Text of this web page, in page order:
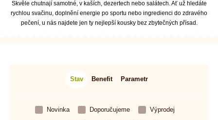
Skvěle chutnají samotné, v kaších, dezertech nebo salátech. Ať už hledáte
rychlou svačinu, doplnění energie po sportu nebo ingredienci do zdravého
pečení, u nás najdete jen ty nejlepší kousky bez zbytečných přísad.
Stav Benefit Parametr
Novinka Doporučujeme Výprodej